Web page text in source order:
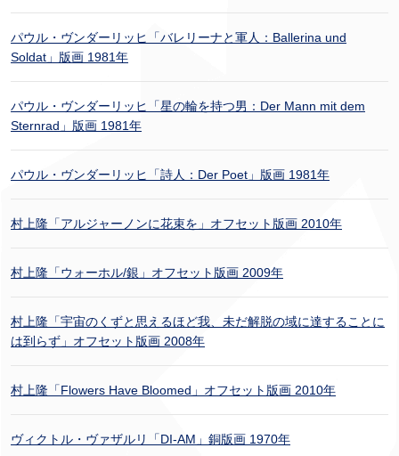
パウル・ヴンダーリッヒ「バレリーナと軍人：Ballerina und
Soldat」版画 1981年
パウル・ヴンダーリッヒ「星の輪を持つ男：Der Mann mit dem
Sternrad」版画 1981年
パウル・ヴンダーリッヒ「詩人：Der Poet」版画 1981年
村上隆「アルジャーノンに花束を」オフセット版画 2010年
村上隆「ウォーホル/銀」オフセット版画 2009年
村上隆「宇宙のくずと思えるほど我、未だ解脱の域に達することに
は到らず」オフセット版画 2008年
村上隆「Flowers Have Bloomed」オフセット版画 2010年
ヴィクトル・ヴァザルリ「DI-AM」銅版画 1970年